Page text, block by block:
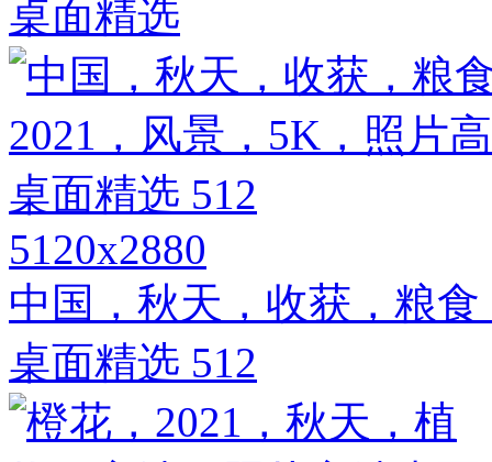
桌面精选
5120x2880
中国，秋天，收获，粮
桌面精选 512